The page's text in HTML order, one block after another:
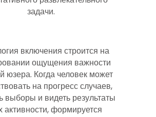
задачи.
включения строится на
ощущения важности
юзера. Когда человек может
на прогресс случаев,
выборы и видеть результаты
активности, формируется